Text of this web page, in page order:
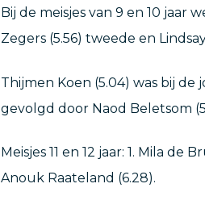
Bij de meisjes van 9 en 10 jaar
Zegers (5.56) tweede en
Thijmen Koen (5.04) was bij de
gevolgd door Naod Beletsom
Meisjes 11 en 12 jaar: 1. Mila de
Anouk Raateland (6.28).